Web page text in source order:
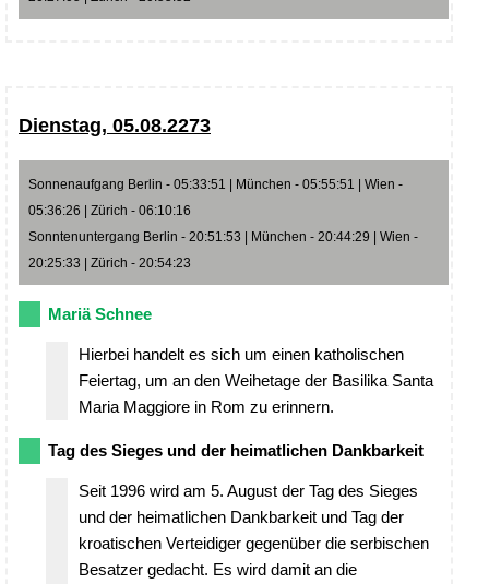
Dienstag, 05.08.2273
Sonnenaufgang Berlin - 05:33:51 | München - 05:55:51 | Wien -
05:36:26 | Zürich - 06:10:16
Sonntenuntergang Berlin - 20:51:53 | München - 20:44:29 | Wien -
20:25:33 | Zürich - 20:54:23
Mariä Schnee
Hierbei handelt es sich um einen katholischen
Feiertag, um an den Weihetage der Basilika Santa
Maria Maggiore in Rom zu erinnern.
Tag des Sieges und der heimatlichen Dankbarkeit
Seit 1996 wird am 5. August der Tag des Sieges
und der heimatlichen Dankbarkeit und Tag der
kroatischen Verteidiger gegenüber die serbischen
Besatzer gedacht. Es wird damit an die